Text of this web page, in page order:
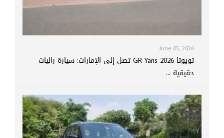
June 05, 2026
تويوتا GR Yaris 2026 تصل إلى الإمارات: سيارة راليات
حقيقية ...